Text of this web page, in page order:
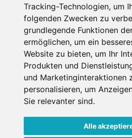
Tracking-Technologien, um
folgenden Zwecken zu
grundlegende Funktionen
ermöglichen, um ein
Website zu bieten, um Ihr
Produkten und
und Marketinginteraktionen
personalisieren, um
Sie relevanter sind.
Alle
Impressum
Nutzungsbedingungen
Portale
FAQ Newsletter